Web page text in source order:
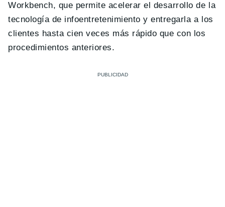
Workbench, que permite acelerar el desarrollo de la
tecnología de infoentretenimiento y entregarla a los
clientes hasta cien veces más rápido que con los
procedimientos anteriores.